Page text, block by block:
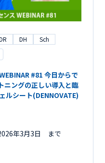
DH Sch
#81 今日からで
ニングの正しい導入と臨
ルシート(DENNOVATE)
年3月3日 まで